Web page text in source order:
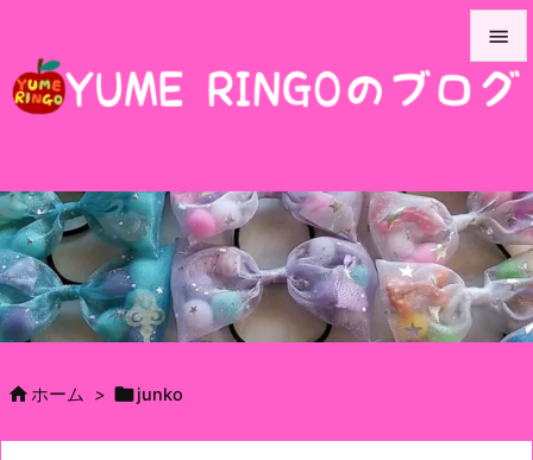



前へ

次へ

ホーム > junko